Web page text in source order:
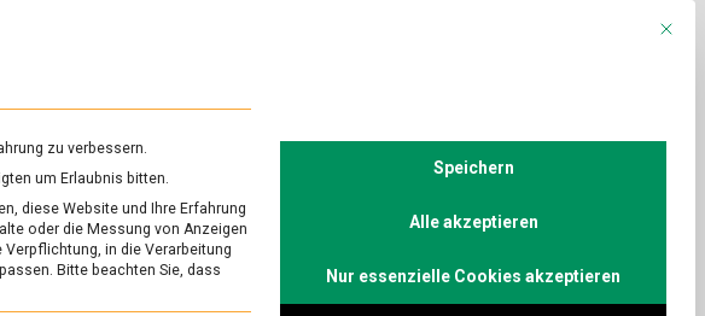
Mit
zu verbessern.
um Erlaubnis bitten.
diese Website und Ihre Erfahrung
oder die Messung von Anzeigen
Verpflichtung, in die Verarbeitung
Bitte beachten Sie, dass
Speichern
Alle akzeptieren
Nur essenzielle Cookies akzeptieren